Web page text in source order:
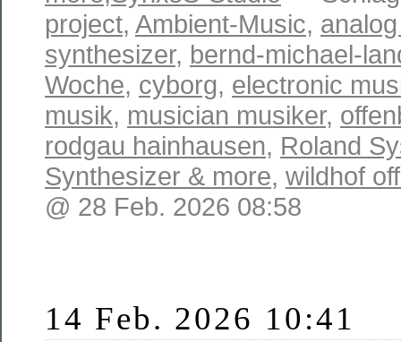
project, Ambient-Music,
synthesizer, bernd-michael-
Woche, cyborg, electronic
musik, musician musiker,
rodgau hainhausen, Roland
Synthesizer & more, wildhof
@ 28 Feb. 2026 08:58
14 Feb. 2026 10:41